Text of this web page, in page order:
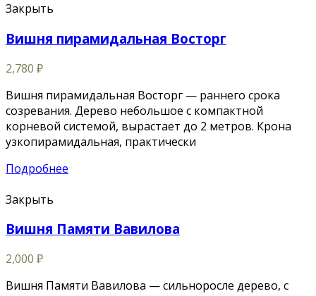
Закрыть
Вишня пирамидальная Восторг
2,780 ₽
Вишня пирамидальная Восторг — раннего срока
созревания. Дерево небольшое с компактной
корневой системой, вырастает до 2 метров. Крона
узкопирамидальная, практически
Подробнее
Закрыть
Вишня Памяти Вавилова
2,000 ₽
Вишня Памяти Вавилова — сильноросле дерево, с